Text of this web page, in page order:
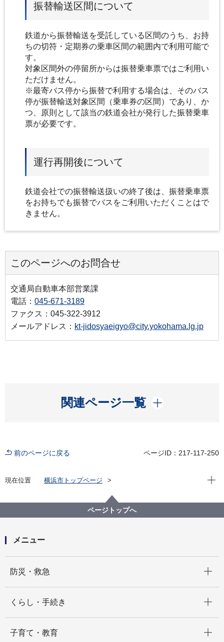
振替輸送区間について
鉄道から振替輸送を受託している区間のうち、お持
ちの切符・定期券の乗車区間の範囲内で利用可能で
す。
対象区間外の停留所からは振替乗車票ではご利用い
ただけません。
※最寄バス停から振替で利用する場合は、そのバス
停が振替輸送対象区間（乗車券の区間）であり、か
つ、原則として該当の鉄道会社が発行した振替乗車
票が必要です。
運行再開後について
鉄道会社での振替輸送扱いの終了後は、振替乗車票
をお持ちでも振替でバスをご利用いただくことはで
きません。
このページへのお問合せ
交通局自動車本部営業課
電話： 045-671-3189
ファクス：045-322-3912
メールアドレス： kt-jidosyaeigyo@city.yokohama.lg.jp
関連ページ一覧
開く
前のページに戻る ページID：217-117-250
現在位置
横浜市トップページ
交通局
自動車本部営業課
鉄道が運行していない時、振替輸送で市営バスを利用
現在
ページトップへ
メニュー
防災・救急
くらし・手続き
子育て・教育